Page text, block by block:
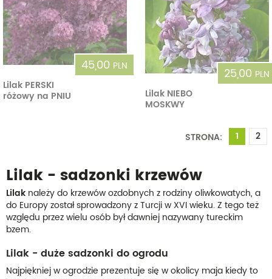
45,00 PLN
Lilak PERSKI
różowy na PNIU
25,00 PLN
Lilak NIEBO
MOSKWY
STRONA: 1 2
Lilak - sadzonki krzewów
Lilak należy do krzewów ozdobnych z rodziny oliwkowatych, a
do Europy został sprowadzony z Turcji w XVI wieku. Z tego też
względu przez wielu osób był dawniej nazywany tureckim
bzem.
Lilak - duże sadzonki do ogrodu
Najpiękniej w ogrodzie prezentuje się w okolicy maja kiedy to